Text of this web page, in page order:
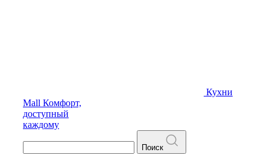
Кухни
Mall Комфорт,
доступный
каждому
Поиск